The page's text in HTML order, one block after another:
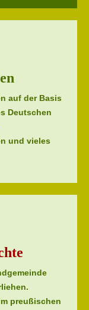
auf der Basis
Deutschen
und vieles
preußischen